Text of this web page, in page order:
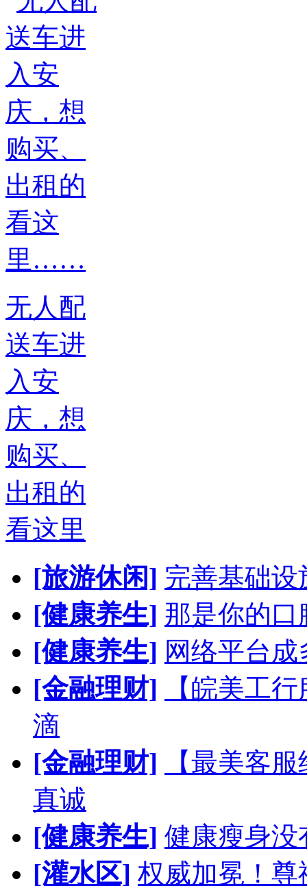
无人配
送车进
入安
庆，想
购买、
出租的
看这里
[旅游休闲] 完善基础
[健康养生] 那是你的口
[健康养生] 网络平台
[金融理财]
【皖美工
滴
[金融理财]
【最美客
真诚
[健康养生] 健康瘦身没
[灌水区] 权威加冕！